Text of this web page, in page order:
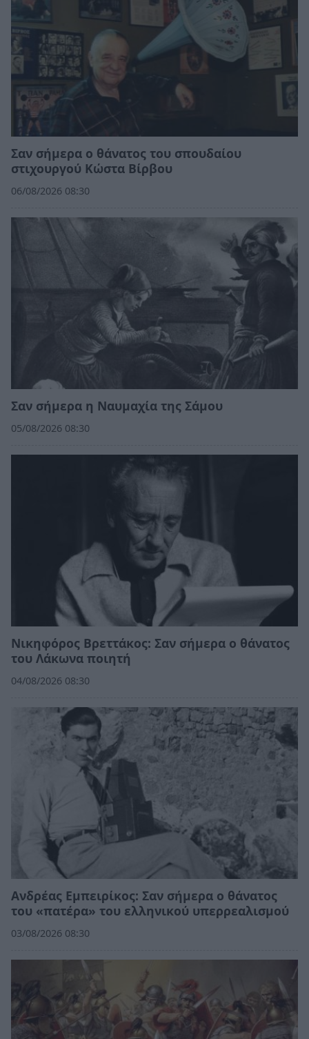
Σαν σήμερα ο θάνατος του σπουδαίου
στιχουργού Κώστα Βίρβου
06/08/2026 08:30
Σαν σήμερα η Ναυμαχία της Σάμου
05/08/2026 08:30
Νικηφόρος Βρεττάκος: Σαν σήμερα ο θάνατος
του Λάκωνα ποιητή
04/08/2026 08:30
Ανδρέας Εμπειρίκος: Σαν σήμερα ο θάνατος
του «πατέρα» του ελληνικού υπερρεαλισμού
03/08/2026 08:30